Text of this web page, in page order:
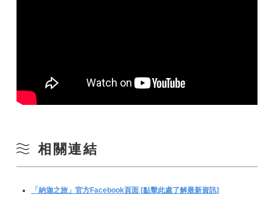
8. 申請人必須能夠安排實施計劃所需的設備和管理人員。
9. 免費報名的課程不符合申請資格。
10. 體驗結束後，向協會繳納行政費（每位參加者參加費的10%）。
目主辦方負責應對。
12. 不得違反公共秩序和道德。
*根據計劃的內容，我們可能會拒絕申請或要求您更改部分內容。
■點擊此處下載申請表（Excel數據）
相關連結
「納迦之旅」官方Facebook頁面 [點擊此處了解最新資訊]